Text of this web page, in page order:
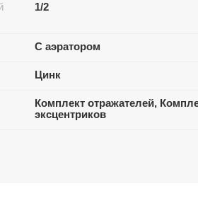
1/2
С аэратором
Цинк
Комплект отражателей,
эксцентриков